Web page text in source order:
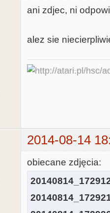
ani zdjec, ni
alez sie
2014-08-14
obiecane zdjęcia: